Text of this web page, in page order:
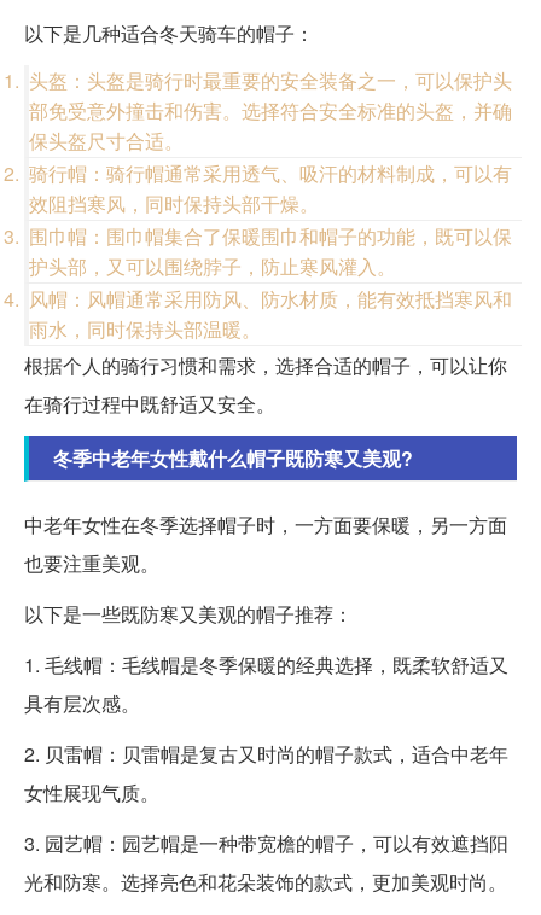
以下是几种适合冬天骑车的帽子：
头盔：头盔是骑行时最重要的安全装备之一，可以保护头
部免受意外撞击和伤害。选择符合安全标准的头盔，并确
保头盔尺寸合适。
骑行帽：骑行帽通常采用透气、吸汗的材料制成，可以有
效阻挡寒风，同时保持头部干燥。
围巾帽：围巾帽集合了保暖围巾和帽子的功能，既可以保
护头部，又可以围绕脖子，防止寒风灌入。
风帽：风帽通常采用防风、防水材质，能有效抵挡寒风和
雨水，同时保持头部温暖。
根据个人的骑行习惯和需求，选择合适的帽子，可以让你
在骑行过程中既舒适又安全。
冬季中老年女性戴什么帽子既防寒又美观?
中老年女性在冬季选择帽子时，一方面要保暖，另一方面
也要注重美观。
以下是一些既防寒又美观的帽子推荐：
1. 毛线帽：毛线帽是冬季保暖的经典选择，既柔软舒适又
具有层次感。
2. 贝雷帽：贝雷帽是复古又时尚的帽子款式，适合中老年
女性展现气质。
3. 园艺帽：园艺帽是一种带宽檐的帽子，可以有效遮挡阳
光和防寒。选择亮色和花朵装饰的款式，更加美观时尚。